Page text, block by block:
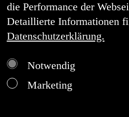
die Performance der
Detaillierte Informationen
Datenschutzerklärung.
Notwendig
Marketing